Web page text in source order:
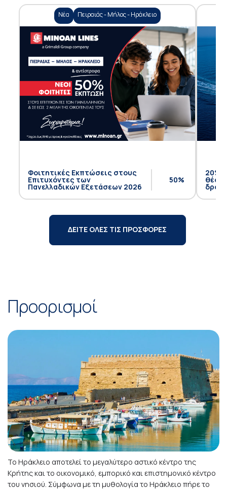
Νέα Πειραιάς - Μήλος - Ηράκλειο
Φοιτητικές Εκπτώσεις στους
Επιτυχόντες των
Πανελλαδικών Εξετάσεων 2026
50%
20%
θέση
ΔΕΙΤΕ ΟΛΕΣ ΤΙΣ ΠΡΟΣΦΟΡΕΣ
Προορισμοί
Το Ηράκλειο αποτελεί το μεγαλύτερο αστικό κέντρο της
Κρήτης και το οικονομικό, εμπορικό και επιστημονικό κέντρο
του νησιού. Σύμφωνα με τη μυθολογία το Ηράκλειο πήρε το